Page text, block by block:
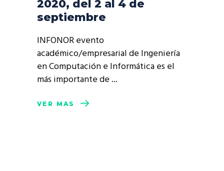
2020, del 2 al 4 de
septiembre
INFONOR evento
académico/empresarial de Ingeniería
en Computación e Informática es el
más importante de
VER MÁS